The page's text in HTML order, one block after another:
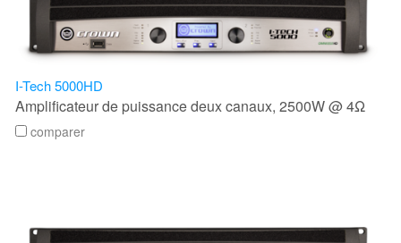
I-Tech 5000HD
Amplificateur de puissance deux canaux, 2500W @ 4Ω
comparer